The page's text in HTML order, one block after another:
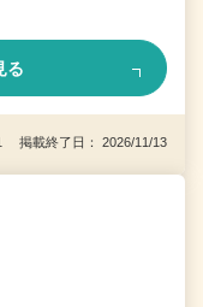
る
掲載終了日： 2026/11/13